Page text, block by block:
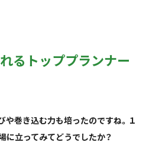
るトッププランナー
巻き込む力も培ったのですね。 １
に立ってみてどうでしたか？